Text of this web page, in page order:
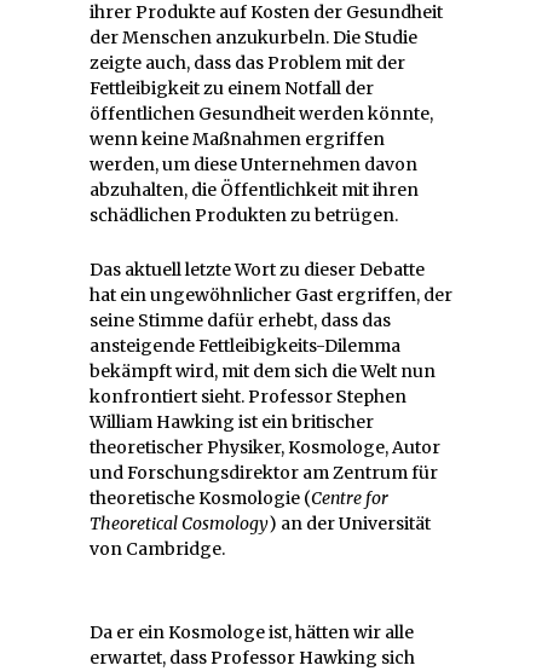
ihrer Produkte auf Kosten der Gesundheit
der Menschen anzukurbeln. Die Studie
zeigte auch, dass das Problem mit der
Fettleibigkeit zu einem Notfall der
öffentlichen Gesundheit werden könnte,
wenn keine Maßnahmen ergriffen
werden, um diese Unternehmen davon
abzuhalten, die Öffentlichkeit mit ihren
schädlichen Produkten zu betrügen.
Das aktuell letzte Wort zu dieser Debatte
hat ein ungewöhnlicher Gast ergriffen, der
seine Stimme dafür erhebt, dass das
ansteigende Fettleibigkeits-Dilemma
bekämpft wird, mit dem sich die Welt nun
konfrontiert sieht. Professor Stephen
William Hawking ist ein britischer
theoretischer Physiker, Kosmologe, Autor
und Forschungsdirektor am Zentrum für
theoretische Kosmologie (Centre for
Theoretical Cosmology) an der Universität
von Cambridge.
Da er ein Kosmologe ist, hätten wir alle
erwartet, dass Professor Hawking sich